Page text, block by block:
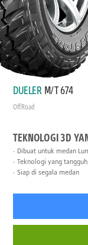
DUELER M/T 674
Off Road
TEKNOLOGI 3D
Dibuat untuk medan
Teknologi yang
Siap di segala medan